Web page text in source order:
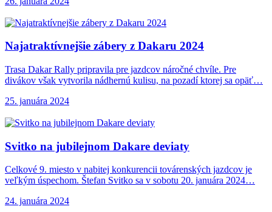
Najatraktívnejšie zábery z Dakaru 2024
Trasa Dakar Rally pripravila pre jazdcov náročné chvíle. Pre
divákov však vytvorila nádhernú kulisu, na pozadí ktorej sa opäť…
25. januára 2024
Svitko na jubilejnom Dakare deviaty
Celkové 9. miesto v nabitej konkurencii továrenských jazdcov je
veľkým úspechom. Štefan Svitko sa v sobotu 20. januára 2024…
24. januára 2024